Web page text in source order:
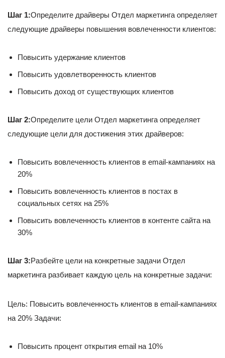
Шаг 1:Определите драйверы Отдел маркетинга определяет
следующие драйверы повышения вовлеченности клиентов:
Повысить удержание клиентов
Повысить удовлетворенность клиентов
Повысить доход от существующих клиентов
Шаг 2:Определите цели Отдел маркетинга определяет
следующие цели для достижения этих драйверов:
Повысить вовлеченность клиентов в email-кампаниях на
20%
Повысить вовлеченность клиентов в постах в
социальных сетях на 25%
Повысить вовлеченность клиентов в контенте сайта на
30%
Шаг 3:Разбейте цели на конкретные задачи Отдел
маркетинга разбивает каждую цель на конкретные задачи:
Цель: Повысить вовлеченность клиентов в email-кампаниях
на 20% Задачи:
Повысить процент открытия email на 10%